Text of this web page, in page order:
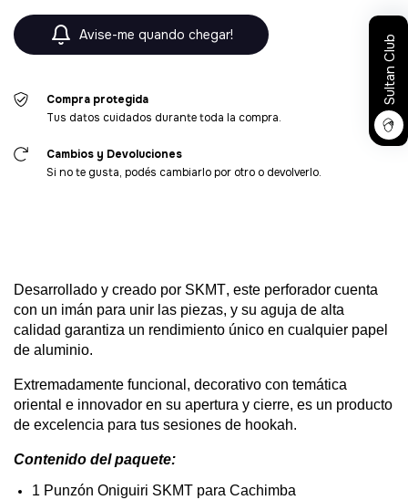
Avise-me quando chegar!
Compra protegida
Tus datos cuidados durante toda la compra.
Cambios y Devoluciones
Si no te gusta, podés cambiarlo por otro o devolverlo.
Desarrollado y creado por SKMT, este perforador cuenta
con un imán para unir las piezas, y su aguja de alta
ca lidad garantiza un rendimiento único en cualquier papel
de aluminio.
Extremadamente funcional, decorativo con temática
oriental e innovador en su apertura y cierre, es un producto
de excelencia para tus sesiones de hookah.
Contenido delpaquete:
1 Punzón Oniguiri SKMT para Cachimba
Sultan Club